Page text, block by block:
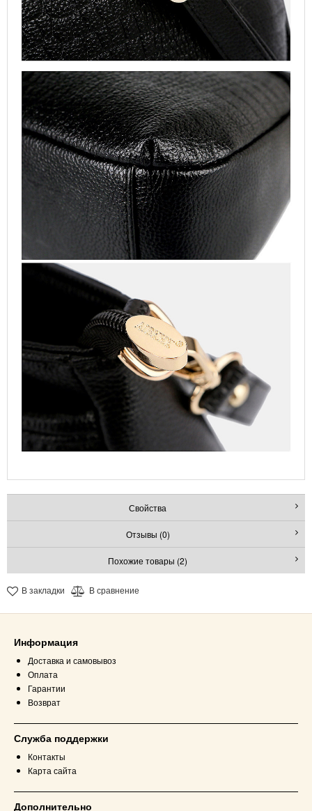
Свойства
Отзывы (0)
Похожие товары (2)
В закладки В сравнение
Информация
Доставка и самовывоз
Оплата
Гарантии
Возврат
Служба поддержки
Контакты
Карта сайта
Дополнительно